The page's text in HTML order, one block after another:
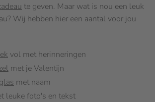
te geven. Maar wat is nou een leuk
Wij hebben hier een aantal voor jou
vol met herinneringen
met je Valentijn
met naam
leuke foto's en tekst